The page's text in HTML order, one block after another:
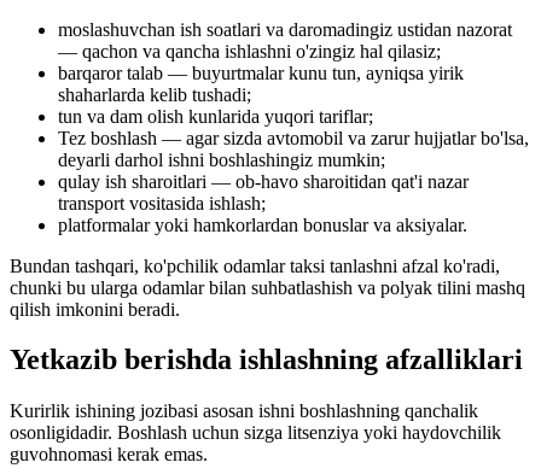
moslashuvchan ish soatlari va daromadingiz ustidan nazorat
— qachon va qancha ishlashni o'zingiz hal qilasiz;
barqaror talab — buyurtmalar kunu tun, ayniqsa yirik
shaharlarda kelib tushadi;
tun va dam olish kunlarida yuqori tariflar;
Tez boshlash — agar sizda avtomobil va zarur hujjatlar bo'lsa,
deyarli darhol ishni boshlashingiz mumkin;
qulay ish sharoitlari — ob-havo sharoitidan qat'i nazar
transport vositasida ishlash;
platformalar yoki hamkorlardan bonuslar va aksiyalar.
Bundan tashqari, ko'pchilik odamlar taksi tanlashni afzal ko'radi,
chunki bu ularga odamlar bilan suhbatlashish va polyak tilini mashq
qilish imkonini beradi.
Yetkazib berishda ishlashning afzalliklari
Kurirlik ishining jozibasi asosan ishni boshlashning qanchalik
osonligidadir. Boshlash uchun sizga litsenziya yoki haydovchilik
guvohnomasi kerak emas.